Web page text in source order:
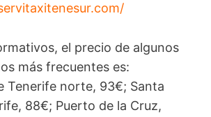
el precio de algunos
más frecuentes es:
Tenerife norte, 93€; Santa
88€; Puerto de la Cruz,